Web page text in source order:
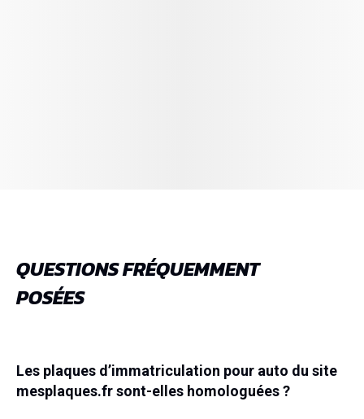
QUESTIONS FRÉQUEMMENT
POSÉES
Les plaques d’immatriculation pour auto du site
mesplaques.fr sont-elles homologuées ?